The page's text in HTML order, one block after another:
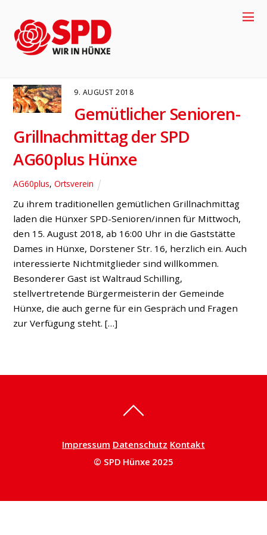
Bratwurst
9. AUGUST 2018
Gemütlicher Senioren-
Grillnachmittag der SPD
AG60plus Hünxe
AG60plus,Ortsverein
Zu ihrem traditionellen gemütlichen Grillnachmittag
laden die Hünxer SPD-Senioren/innen für Mittwoch,
den 15. August 2018, ab 16:00 Uhr in die Gaststätte
Dames in Hünxe, Dorstener Str. 16, herzlich ein. Auch
interessierte Nichtmitglieder sind willkommen.
Besonderer Gast ist Waltraud Schilling,
stellvertretende Bürgermeisterin der Gemeinde
Hünxe, die auch gerne für ein Gespräch und Fragen
zur Verfügung steht. […]
Impressum Datenschutz Kontakt
© SPD Hünxe 2025